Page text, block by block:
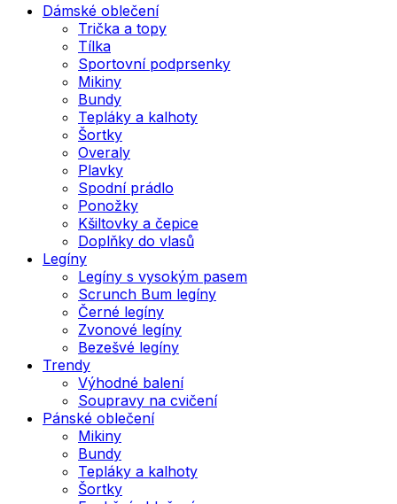
Dámské oblečení
Trička a topy
Tílka
Sportovní podprsenky
Mikiny
Bundy
Tepláky a kalhoty
Šortky
Overaly
Plavky
Spodní prádlo
Ponožky
Kšiltovky a čepice
Doplňky do vlasů
Legíny
Legíny s vysokým pasem
Scrunch Bum legíny
Černé legíny
Zvonové legíny
Bezešvé legíny
Trendy
Výhodné balení
Soupravy na cvičení
Pánské oblečení
Mikiny
Bundy
Tepláky a kalhoty
Šortky